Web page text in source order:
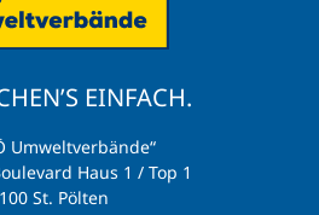
EINFACH.
Umweltverbände“
Haus 1 / Top 1
St. Pölten